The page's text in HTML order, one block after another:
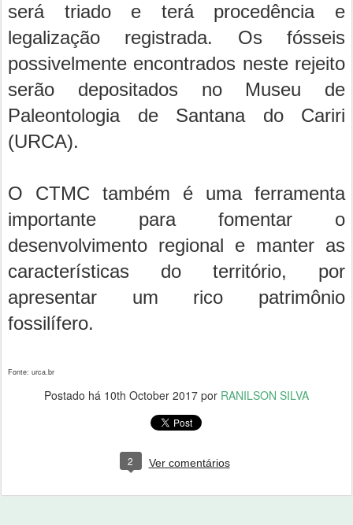
será triado e terá procedência e
legalização registrada. Os fósseis
possivelmente encontrados neste rejeito
serão depositados no Museu de
Paleontologia de Santana do Cariri
(URCA).
O CTMC também é uma ferramenta
importante para fomentar o
desenvolvimento regional e manter as
características do território, por
apresentar um rico patrimônio
fossilífero.
Fonte: urca.br
Postado há 10th October 2017 por RANILSON SILVA
2 Ver comentários